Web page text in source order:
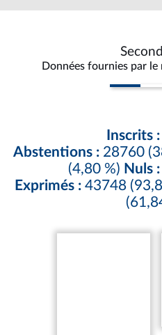
Données fournies par
Inscrits :
Abstentions : 28760
(4,80 %) Nuls :
Exprimés : 43748